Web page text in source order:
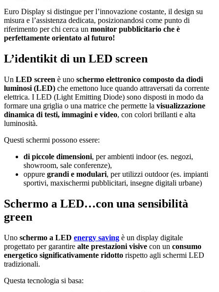
Euro Display si distingue per l’innovazione costante, il design su
misura e l’assistenza dedicata, posizionandosi come punto di
riferimento per chi cerca un monitor pubblicitario che è
perfettamente orientato al futuro!
L’identikit di un LED screen
Un LED screen è uno schermo elettronico composto da diodi
luminosi (LED) che emettono luce quando attraversati da corrente
elettrica. I LED (Light Emitting Diode) sono disposti in modo da
formare una griglia o una matrice che permette la visualizzazione
dinamica di testi, immagini e video, con colori brillanti e alta
luminosità.
Questi schermi possono essere:
di piccole dimensioni, per ambienti indoor (es. negozi,
showroom, sale conferenze),
oppure grandi e modulari, per utilizzi outdoor (es. impianti
sportivi, maxischermi pubblicitari, insegne digitali urbane)
Schermo a LED…con una sensibilità
green
Uno schermo a LED energy saving è un display digitale
progettato per garantire alte prestazioni visive con un consumo
energetico significativamente ridotto rispetto agli schermi LED
tradizionali.
Questa tecnologia si basa: